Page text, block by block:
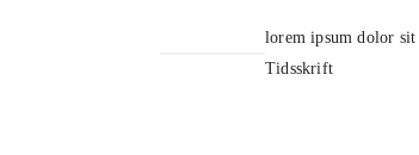
lorem ipsum dolor sit
Tidsskrift